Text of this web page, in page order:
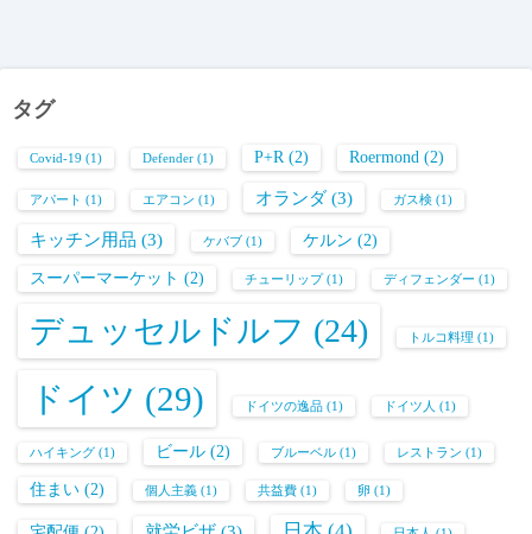
タグ
Covid-19 (1) Defender (1) P+R(2) Roermond (2)
アパート (1) エアコン (1) オランダ(3) ガス検 (1)
キッチン用品 (3) ケバブ (1) ケルン (2)
スーパーマーケット (2) チューリップ(1) ディフェンダー (1)
デュッセルドルフ (24) トルコ料理 (1)
ドイツ (29) ドイツの逸品 (1) ドイツ人 (1)
ハイキング (1) ビール (2) ブルーベル (1) レストラン (1)
住まい (2) 個人主義 (1) 共益費 (1) 卵 (1)